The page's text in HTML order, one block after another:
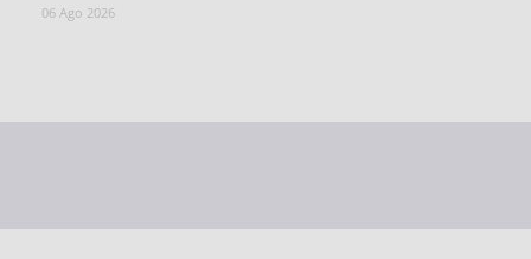
06 Ago 2026